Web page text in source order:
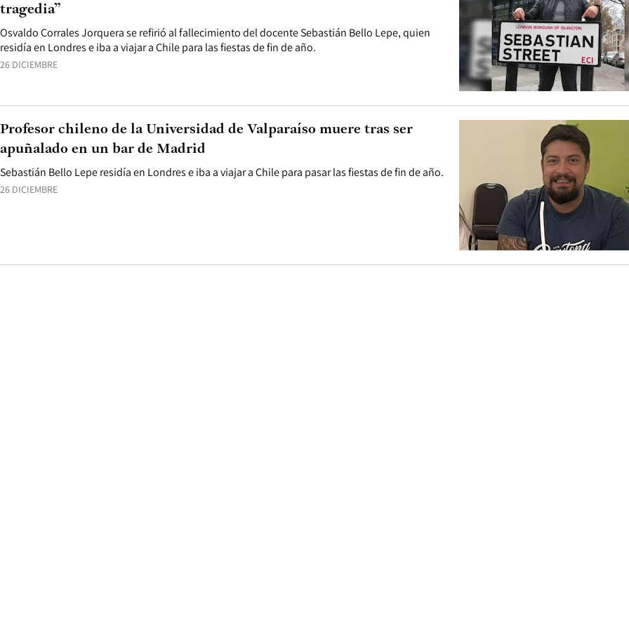
26 DICIEMBRE
Osvaldo Corrales Jorquera se refirió al fallecimiento del docente Sebastián Bello Lepe, quien
residía en Londres e iba a viajar a Chile para las fiestas de fin de año.
tragedia”
26 DICIEMBRE
Sebastián Bello Lepe residía en Londres e iba a viajar a Chile para pasar las fiestas de fin de año.
Profesor chileno de la Universidad de Valparaíso muere tras ser
apuñalado en un bar de Madrid